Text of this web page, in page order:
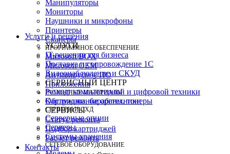
Манипуляторы
Мониторы
Наушники и микрофоны
Принтеры
Сканеры
ПРОГРАММНОЕ ОБЕСПЕЧЕНИЕ
Microsoft BOX
Microsoft OEM
Антивирусное ПО
Приложения
РАСХОДНЫЕ МАТЕРИАЛЫ
Картриджи, барабаны, тонеры
СЕРВЕРЫ И СХД
Серверные опции
Серверы
Системы хранения
СЕТЕВОЕ ОБОРУДОВАНИЕ
Услуги и решения
УСЛУГИ
IT-решения для бизнеса
Поставка и сопровождение 1C
Видеонаблюдение и СКУД
СЕРВИСНЫЙ ЦЕНТР
Ремонт компьютерной и цифровой техники
Обслуживание оргтехники
СЕРВИСЫ
Статус ремонта
Подбор картриджей
Расчет ремонта
Контакты